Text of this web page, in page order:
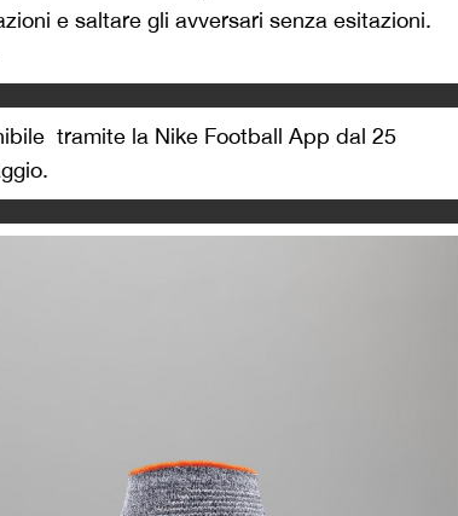
e saltare gli avversari senza esitazioni.
tramite la Nike Football App dal 25